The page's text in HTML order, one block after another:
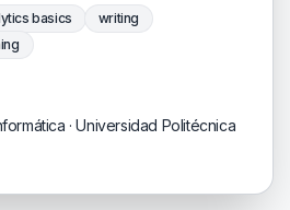
basics
writing
· Universidad Politécnica